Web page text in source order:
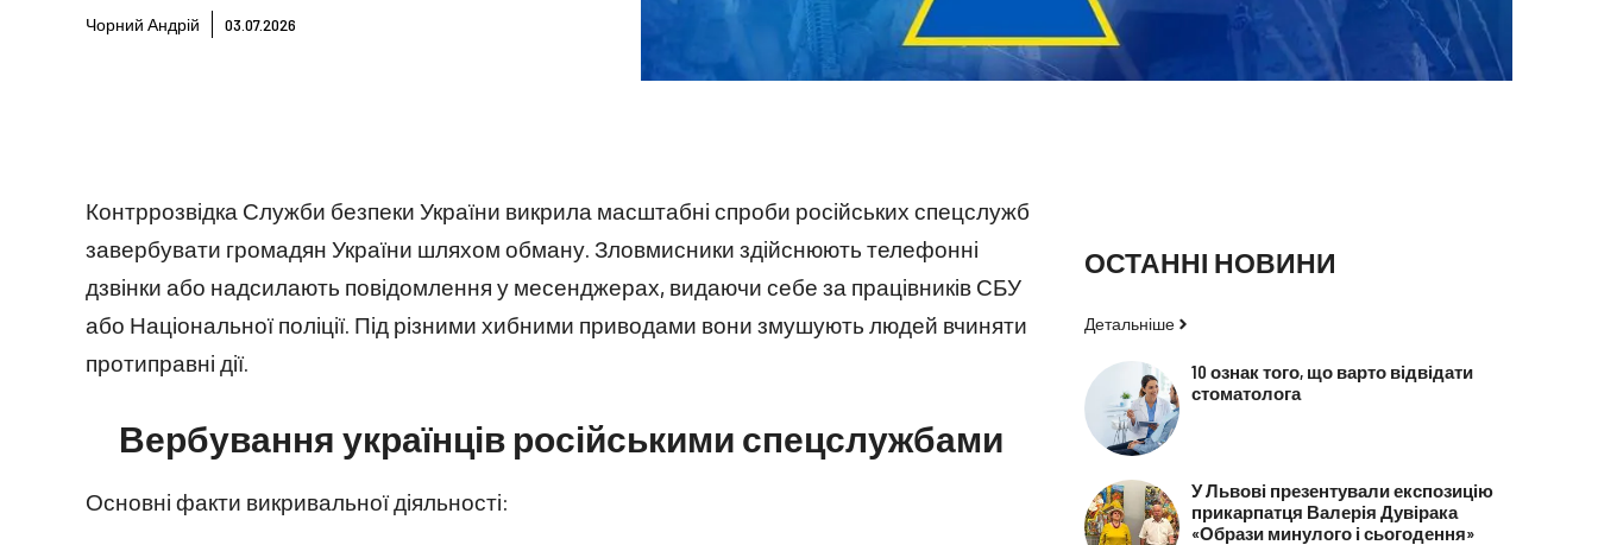
Чорний Андрій 03.07.2026
Контррозвідка Служби безпеки України викрила масштабні спроби російських спецслужб
завербувати громадян України шляхом обману. Зловмисники здійснюють телефонні
дзвінки або надсилають повідомлення у месенджерах, видаючи себе за працівників СБУ
або Національної поліції. Під різними хибними приводами вони змушують людей вчиняти
протиправні дії.
Вербування українців російськими спецслужбами
Основні факти викривальної діяльності:
ОСТАННІ НОВИНИ
Детальніше
10 ознак того, що варто відвідати
стоматолога
У Львові презентували експозицію
прикарпатця Валерія Дувірака
«Образи минулого і сьогодення»